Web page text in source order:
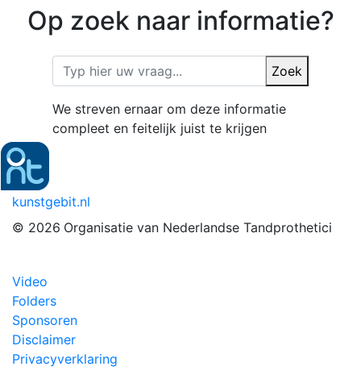
Op zoek naar informatie?
Zoek
We streven ernaar om deze informatie
compleet en feitelijk juist te krijgen
kunstgebit.nl
© 2026 Organisatie van Nederlandse Tandprothetici
Video
Folders
Sponsoren
Disclaimer
Privacyverklaring